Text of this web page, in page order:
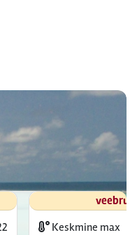
Keskmine max